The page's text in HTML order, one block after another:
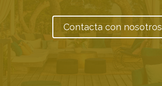
Contacta con nosotros